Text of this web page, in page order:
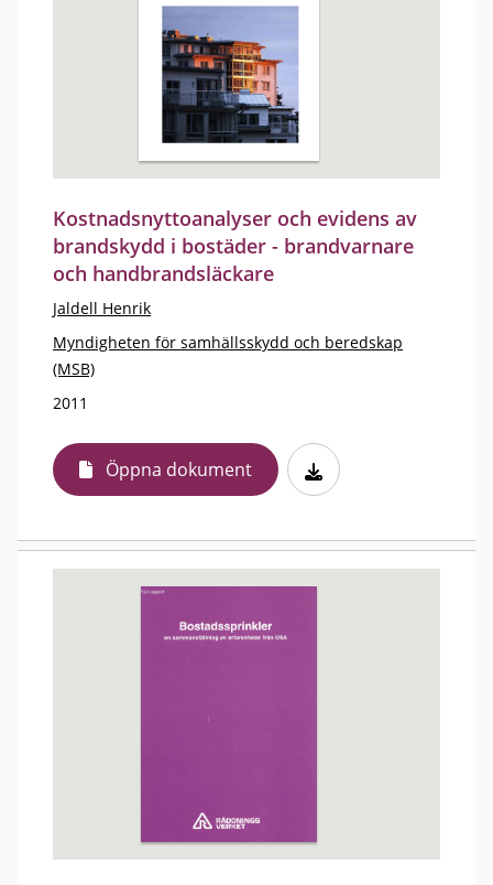
Kostnadsnyttoanalyser och evidens av
brandskydd i bostäder - brandvarnare
och handbrandsläckare
Jaldell Henrik
Myndigheten för samhällsskydd och beredskap
(MSB)
2011
Öppna dokument